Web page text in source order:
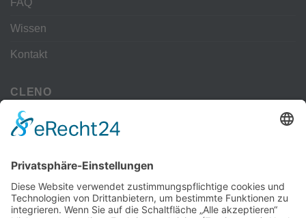
Wissen
Kontakt
CLENO
Alle Vorteile
kostenloser Versand
Deine Zahlmöglichkeiten